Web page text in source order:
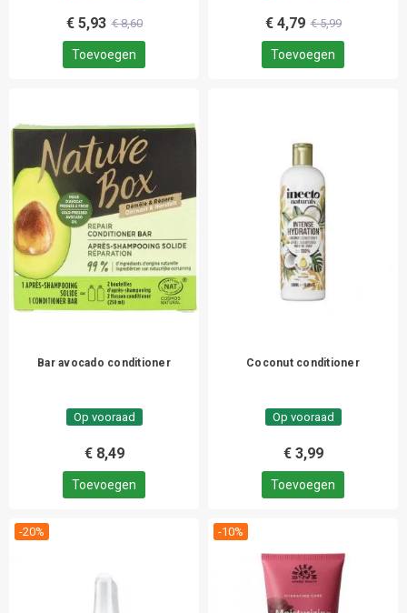
€ 5,93 € 8,60
Toevoegen
€ 4,79 € 5,99
Toevoegen
Bar avocado conditioner
Op vooraad
€ 8,49
Toevoegen
Coconut conditioner
Op vooraad
€ 3,99
Toevoegen
-20% -10%